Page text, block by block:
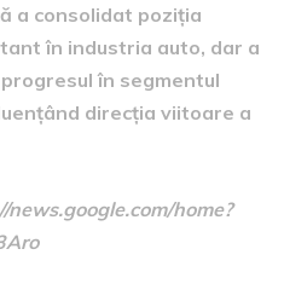
a consolidat poziția
în industria auto, dar a
în segmentul
direcția viitoare a
home?